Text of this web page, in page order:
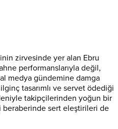
zirvesinde yer alan Ebru
performanslarıyla değil,
medya gündemine damga
tasarımlı ve servet ödediği
takipçilerinden yoğun bir
beraberinde sert eleştirileri de